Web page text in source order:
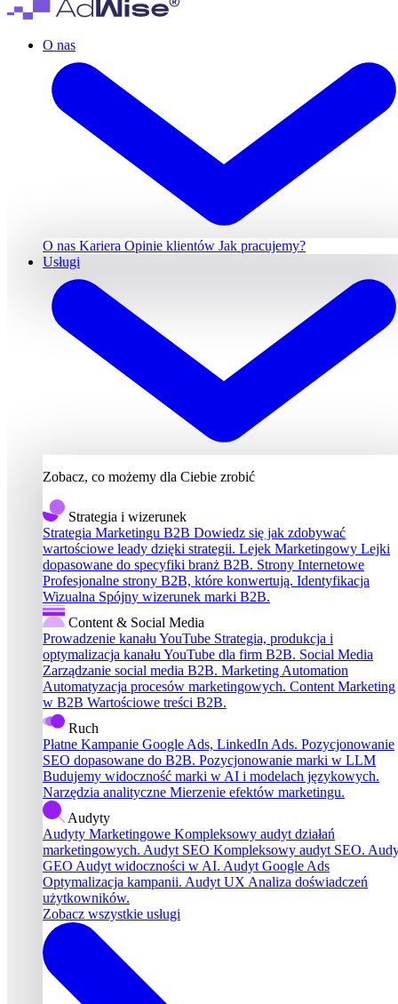
O nas
O nas Kariera Opinie klientów Jak pracujemy?
Usługi
Zobacz, co możemy dla Ciebie zrobić
Strategia i wizerunek
Strategia Marketingu B2B Dowiedz się jak zdobywać
wartościowe leady dzięki strategii. Lejek Marketingowy Lejki
dopasowane do specyfiki branż B2B. Strony Internetowe
Profesjonalne strony B2B, które konwertują. Identyfikacja
Wizualna Spójny wizerunek marki B2B.
Content & Social Media
Prowadzenie kanału YouTube Strategia, produkcja i
optymalizacja kanału YouTube dla firm B2B. Social Media
Zarządzanie social media B2B. Marketing Automation
Automatyzacja procesów marketingowych. Content Marketing
w B2B Wartościowe treści B2B.
Ruch
Płatne Kampanie Google Ads, LinkedIn Ads. Pozycjonowanie
SEO dopasowane do B2B. Pozycjonowanie marki w LLM
Budujemy widoczność marki w AI i modelach językowych.
Narzędzia analityczne Mierzenie efektów marketingu.
Audyty
Audyty Marketingowe Kompleksowy audyt działań
marketingowych. Audyt SEO Kompleksowy audyt SEO.
GEO Audyt widoczności w AI. Audyt Google Ads
Optymalizacja kampanii. Audyt UX Analiza doświadczeń
użytkowników.
Zobacz wszystkie usługi